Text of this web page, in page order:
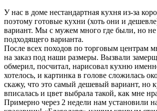
У нас в доме нестандартная кухня из-за
поэтому готовые кухни (хоть они и
вариант. Мы с мужем много где были, но
подходящего варианта.
После всех походов по торговым центрам
на заказ под наши размеры. Вызвали
обмерил, посчитал, нарисовал кухню
хотелось, и картинка в голове сложилась
скажу, что это самый дешевый вариант, но
вписалась и цвет выбрала такой, как мне
Примерно через 2 недели нам установили